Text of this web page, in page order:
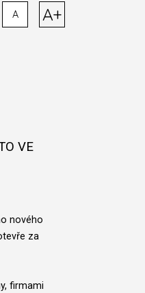
A A+
VE
nového
za
firmami